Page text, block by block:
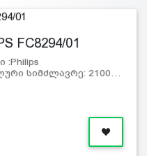
FC8294/01
:Philips
სიმძლავრე: 2100…